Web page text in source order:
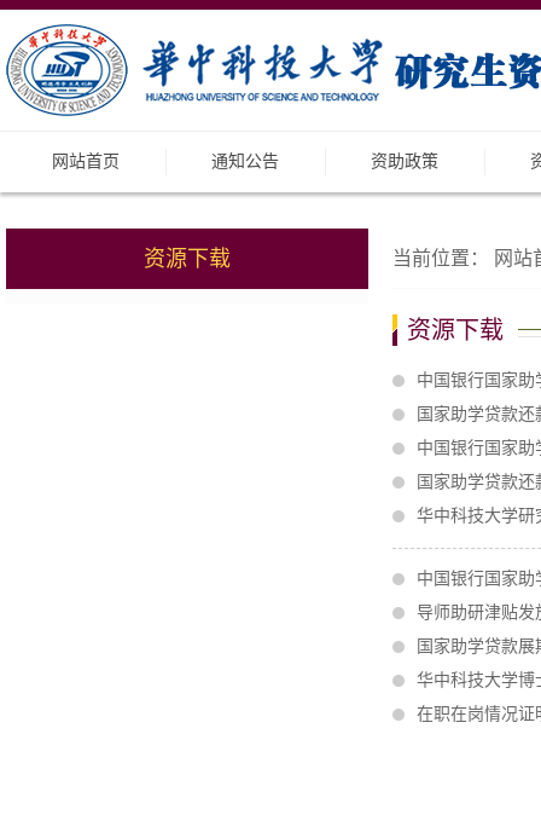
网站首页 通知公告 资助政策
资源下载 当前位置： 网站
资源下载
中国银行国家
国家助学贷款
中国银行国家助
国家助学贷款
华中科技大学研
中国银行国家助
导师助研津贴发
国家助学贷款
华中科技大学博
在职在岗情况证